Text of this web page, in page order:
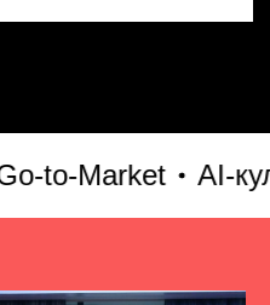
Market AI-